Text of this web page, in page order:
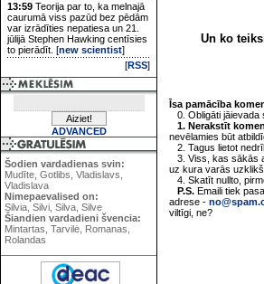
13:59 Teorija par to, ka melnajā
caurumā viss pazūd bez pēdām
var izrādīties nepatiesa un 21.
jūlijā Stephen Hawking centīsies
to pierādīt. [new scientist]
[RSS]
ADVANCED
Šodien vardadienas svin:
Mudīte, Gotlibs, Vladislavs,
Vladislava
Nimepaevalised on:
Silvia, Silvi, Silva, Silve
Šiandien vardadieni švencia:
Mintartas, Tarvilė, Romanas,
Rolandas
Un ko
Īsa pamācība
0. Obligāti jāievada
1. Nerakstīt
nevēlamies būt
2. Tagus lietot
3. Viss, kas sākās
uz kura varās
4. Skatīt nullto,
P.S. Emaili tiek
adrese -
viltīgi, ne?